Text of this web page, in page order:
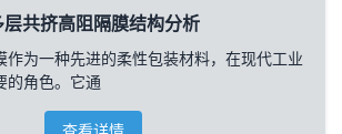
层共挤高阻隔膜结构分析
作为一种先进的柔性包装材料，在现代工业
的角色。它通